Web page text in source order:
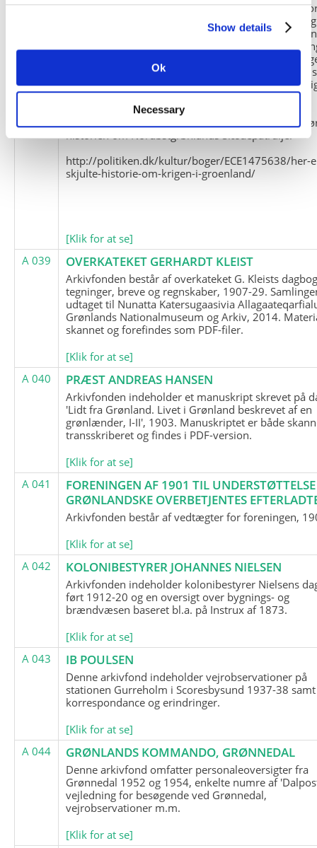
Show details
Ok
Necessary
Slædepatrulje med Eli Knudsen som medlem og
og Marius Jensen som medlem. Marius Jensens
befinder sig i Militärhistorisches Museum i Dresden
(Tyskland). Kopierne af Friedrich Littmanns
klausuleret iht. aftalen med giveren og Franz
Kontakt venligst Arktisk Instituts ledelse i
brugen af materialet til studie- og
formål.
Nedenunder findes et link til en presseartikel
historien om Nordøstgrønlands Slædepatrulje:
http://politiken.dk/kultur/boger/ECE1475638/her-
skjulte-historie-om-krigen-i-groenland/
[Klik for at se]
A 039
OVERKATEKET GERHARDT KLEIST
Arkivfonden består af overkateket G. Kleists
tegninger, breve og regnskaber, 1907-29.
udtaget til Nunatta Katersugaasivia
Grønlands Nationalmuseum og Arkiv, 2014.
skannet og forefindes som PDF-filer.
[Klik for at se]
A 040
PRÆST ANDREAS HANSEN
Arkivfonden indeholder et manuskript skrevet på
'Lidt fra Grønland. Livet i Grønland beskrevet af en
grønlænder, I-II', 1903. Manuskriptet er både
transskriberet og findes i PDF-version.
[Klik for at se]
A 041
FORENINGEN AF 1901 TIL
GRØNLANDSKE OVERBETJENTES
Arkivfonden består af vedtægter for foreningen,
[Klik for at se]
A 042
KOLONIBESTYRER JOHANNES NIELSEN
Arkivfonden indeholder kolonibestyrer Nielsens
ført 1912-20 og en oversigt over bygnings- og
brændvæsen baseret bl.a. på Instrux af 1873.
[Klik for at se]
A 043
IB POULSEN
Denne arkivfond indeholder vejrobservationer på
stationen Gurreholm i Scoresbysund 1937-38 samt
korrespondance og erindringer.
[Klik for at se]
A 044
GRØNLANDS KOMMANDO, GRØNNEDAL
Denne arkivfond omfatter personaleoversigter fra
Grønnedal 1952 og 1954, enkelte numre af
vejledning for besøgende ved Grønnedal,
vejrobservationer m.m.
[Klik for at se]